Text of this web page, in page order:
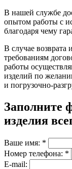
В нашей службе
опытом работы с
благодаря чему
В случае возврата
требованиям
работы
изделий по
и погрузочно-
Заполните
изделия
Ваше имя: *
Номер телефона: *
E-mail: